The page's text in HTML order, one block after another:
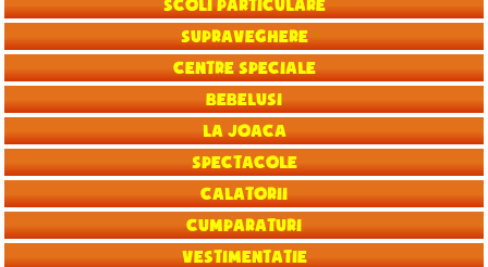
Scoli particulare
Supraveghere
Centre speciale
Bebelusi
La joaca
Spectacole
Calatorii
Cumparaturi
Vestimentatie